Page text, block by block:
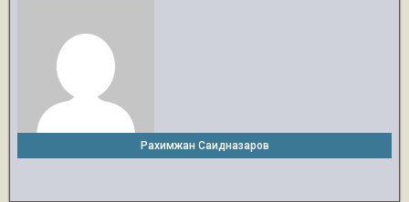
Рахимжан Саидназаров